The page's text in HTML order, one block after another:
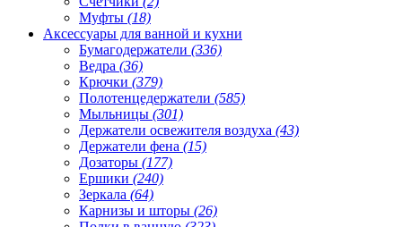
Муфты (18)
Аксессуары для ванной и кухни
Бумагодержатели (336)
Ведра (36)
Крючки (379)
Полотенцедержатели (585)
Мыльницы (301)
Держатели освежителя воздуха (43)
Держатели фена (15)
Дозаторы (177)
Ершики (240)
Зеркала (64)
Карнизы и шторы (26)